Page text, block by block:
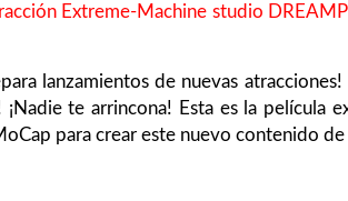
Extreme-Machine studio
lanzamientos de nuevas atracciones!
te arrincona! Esta es la película
para crear este nuevo contenido